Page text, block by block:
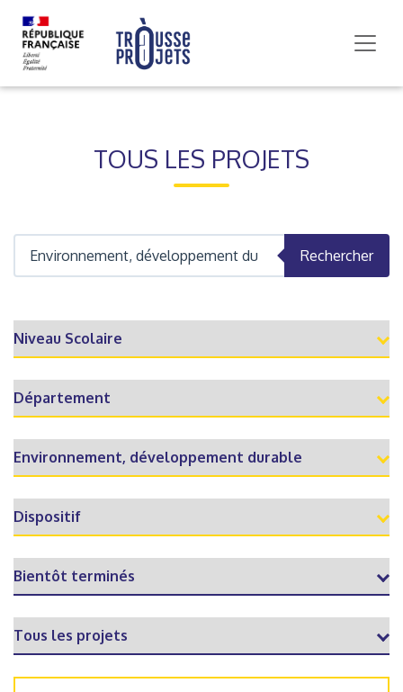
TOUS LES PROJETS
Rechercher